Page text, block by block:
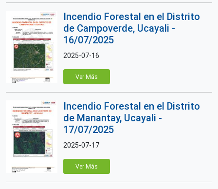
Incendio Forestal en el Distrito
de Campoverde, Ucayali -
16/07/2025
2025-07-16
Ver Más
Incendio Forestal en el Distrito
de Manantay, Ucayali -
17/07/2025
2025-07-17
Ver Más